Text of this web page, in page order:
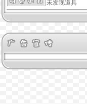
未发现道具